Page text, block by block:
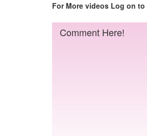
For More videos Log on to
Comment Here!